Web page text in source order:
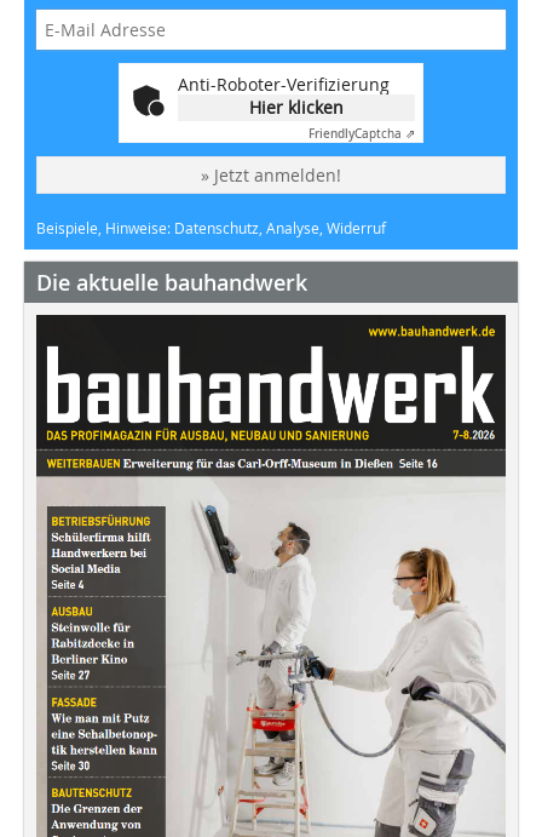
Anti-Roboter-Verifizierung
Hier klicken
FriendlyCaptcha ⇗
» Jetzt anmelden!
Beispiele, Hinweise: Datenschutz, Analyse, Widerruf
Die aktuelle bauhandwerk